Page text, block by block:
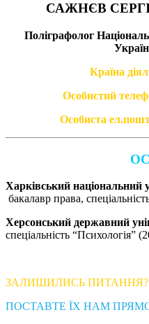
САЖНЄВ
Поліграфолог
Країна
Особистий
Особиста
Харківський національний
бакалавр права,
Херсонський державний
спеціальність “Психологія”
ЗАЛИШИЛИСЬ ПИТАННЯ?
ПОСТАВТЕ ЇХ НАМ